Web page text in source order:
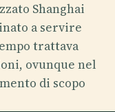
Shanghai
a servire
trattava
ovunque nel
di scopo